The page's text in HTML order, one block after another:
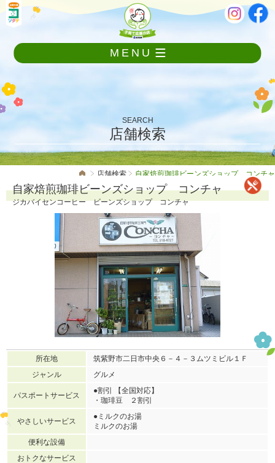
ニ
し
て
本
MENU
SEARCH
店舗検索
店舗検索 自家焙煎珈琲ビーンズショップ コンチャ
自家焙煎珈琲ビーンズショップ コンチャ
ジカバイセンコーヒー ビーンズショップ コンチャ
所在地
筑紫野市二日市中央６－４－３ムツミビル１Ｆ
ジャンル
グルメ
パスポートサービス
●割引 【全国対応】
・珈琲豆 ２割引
やさしいサービス
●ミルクのお湯
ミルクのお湯
便利な設備
おトクなサービス